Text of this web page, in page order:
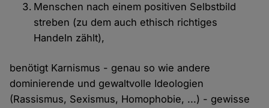
Menschen nach einem positiven Selbstbild
streben (zu dem auch ethisch richtiges
Handeln zählt),
benötigt Karnismus - genau so wie andere
dominierende und gewaltvolle Ideologien
(Rassismus, Sexismus, Homophobie, ...) - gewisse